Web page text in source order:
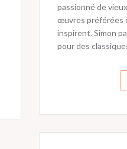
passionné de
œuvres préférées
inspirent. Simon
pour des